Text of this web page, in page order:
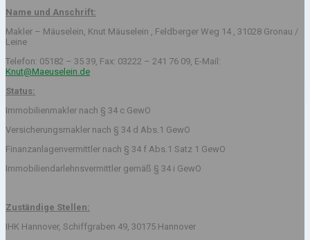
Name und Anschrift:
Makler – Mäuselein, Knut Mäuselein , Feldberger Weg 14 , 31028 Gronau /
Leine
Telefon: 05182 – 35 39, Fax: 03222 – 241 76 09, E-Mail:
Knut@Maeuselein.de
Status:
Immobilienmakler nach § 34 c GewO
Versicherungsmakler nach § 34 d Abs.1 GewO
Finanzanlagenvermittler nach § 34 f Abs.1 Satz 1 GewO
Immobiliendarlehnsvermittler gemäß § 34 i GewO
Zuständige Stellen:
IHK Hannover, Schiffgraben 49, 30175 Hannover